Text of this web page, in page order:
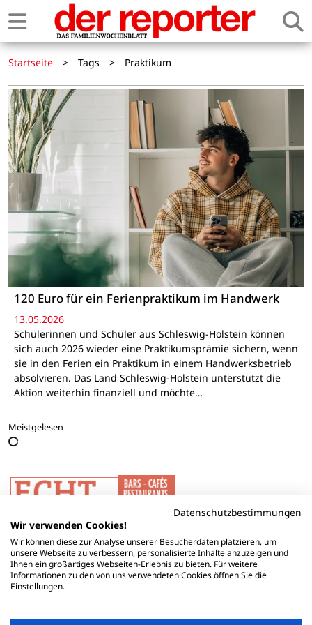
Startseite > Tags > Praktikum
120 Euro für ein Ferienpraktikum im Handwerk
13.05.2026
Schülerinnen und Schüler aus Schleswig-Holstein können
sich auch 2026 wieder eine Praktikumsprämie sichern, wenn
sie in den Ferien ein Praktikum in einem Handwerksbetrieb
absolvieren. Das Land Schleswig-Holstein unterstützt die
Aktion weiterhin finanziell und möchte…
Meistgelesen
Datenschutzbestimmungen
Wir verwenden Cookies!
Wir können diese zur Analyse unserer Besucherdaten platzieren, um
unsere Webseite zu verbessern, personalisierte Inhalte anzuzeigen und
Ihnen ein großartiges Webseiten-Erlebnis zu bieten. Für weitere
Informationen zu den von uns verwendeten Cookies öffnen Sie die
Einstellungen.